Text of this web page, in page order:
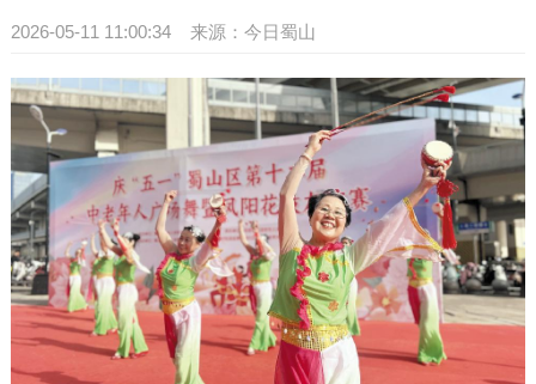
2026-05-11 11:00:34 来源：今日蜀山